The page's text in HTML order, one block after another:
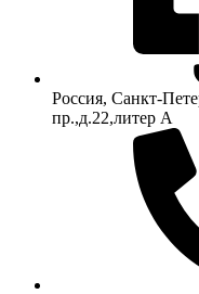
Россия, Санкт-
пр.,д.22,литер А